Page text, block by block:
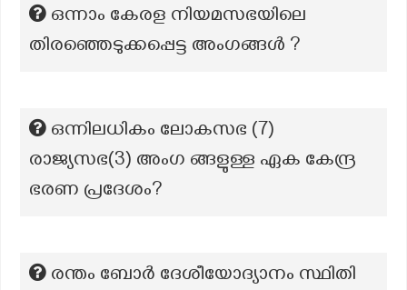
ഒന്നാം കേരള നിയമസഭയിലെ
തിരഞ്ഞെടുക്കപ്പെട്ട അംഗങ്ങൾ ?
ഒന്നിലധികം ലോകസഭ (7)
രാജ്യസഭ(3) അംഗ ങ്ങളുള്ള ഏക കേന്ദ്ര
ഭരണ പ്രദേശം?
രന്തം ബോർ ദേശീയോദ്യാനം സ്ഥിതി